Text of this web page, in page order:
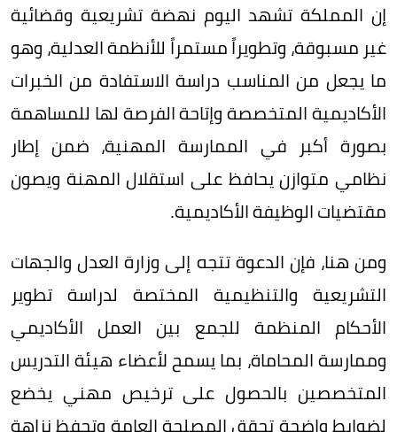
إن المملكة تشهد اليوم نهضة تشريعية وقضائية
غير مسبوقة، وتطويراً مستمراً للأنظمة العدلية، وهو
ما يجعل من المناسب دراسة الاستفادة من الخبرات
الأكاديمية المتخصصة وإتاحة الفرصة لها للمساهمة
بصورة أكبر في الممارسة المهنية، ضمن إطار
نظامي متوازن يحافظ على استقلال المهنة ويصون
مقتضيات الوظيفة الأكاديمية.
ومن هنا، فإن الدعوة تتجه إلى وزارة العدل والجهات
التشريعية والتنظيمية المختصة لدراسة تطوير
الأحكام المنظمة للجمع بين العمل الأكاديمي
وممارسة المحاماة، بما يسمح لأعضاء هيئة التدريس
المتخصصين بالحصول على ترخيص مهني يخضع
لضوابط واضحة تحقق المصلحة العامة وتحفظ نزاهة